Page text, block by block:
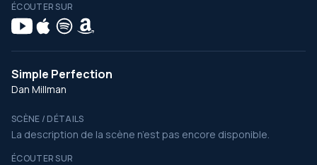
ÉCOUTER SUR
Simple Perfection
Dan Millman
SCÈNE / DÉTAILS
La description de la scène n’est pas encore disponible.
ÉCOUTER SUR